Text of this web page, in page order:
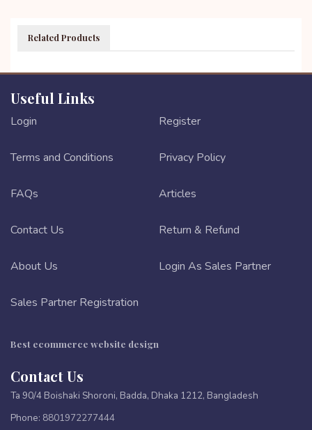
Related Products
Useful Links
Login Register
Terms and Conditions Privacy Policy
FAQs Articles
Contact Us Return & Refund
About Us Login As Sales Partner
Sales Partner Registration
Best ecommerce website design
Contact Us
Ta 90/4 Boishaki Shoroni, Badda, Dhaka 1212, Bangladesh
Phone: 8801972277444